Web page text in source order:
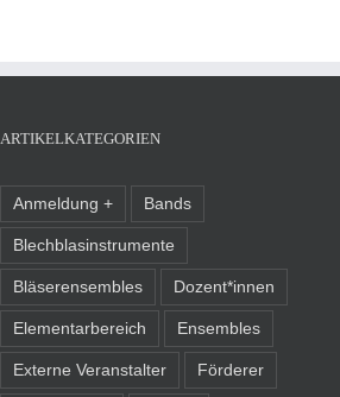
ARTIKELKATEGORIEN
Anmeldung + Bands
Blechblasinstrumente
Bläserensembles Dozent*innen
Elementarbereich Ensembles
Externe Veranstalter Förderer